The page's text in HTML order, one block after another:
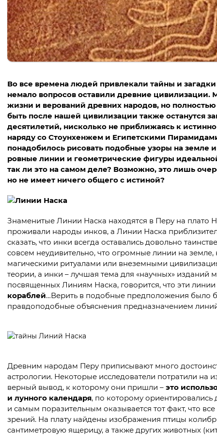
Во все времена людей привлекали тайны и
немало вопросов оставили древние
жизни и верований древних народов, но
быть после нашей цивилизации также останутся
десятилетий, нисколько не приближаясь к
наряду со Стоунхенжем и Египетскими
понадобилось рисовать подобные узоры на земле
ровные линии и геометрические фигуры
так ли это на самом деле? Возможно, это лишь
но не имеет ничего общего с истиной?
Знаменитые Линии Наска находятся в Перу на плато
проживали народы инков, а Линии Наска
сказать, что инки всегда оставались довольно
совсем неудивительно, что огромные линии на
магическими ритуалами или внеземными
теории, а инки – лучшая тема для «научных» изданий
посвященных Линиям Наска, говорится, что эти
кораблей…Верить в подобные предположения было
правдоподобные объяснения предназначением
Древним народам Перу приписывают много
астрологии. Некоторые исследователи потратили на
верный вывод, к которому они пришли – это
и лунного календаря, по которому
и самым поразительным оказывается тот факт, что
зрений. На плату найдены изображения птицы
сантиметровую ящерицу, а также других животных